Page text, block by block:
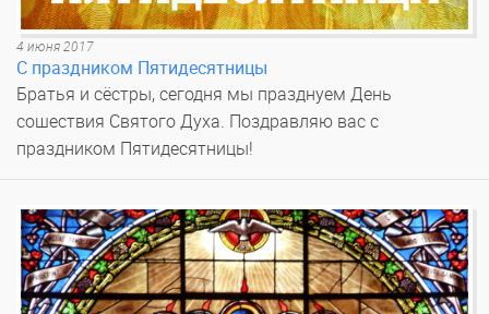
4 июня 2017
С праздником Пятидесятницы
Братья и сёстры, сегодня мы празднуем День
сошествия Святого Духа. Поздравляю вас с
праздником Пятидесятницы!